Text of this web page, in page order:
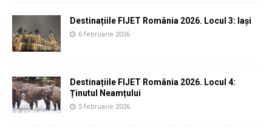
Destinațiile FIJET România 2026. Locul 3: Iași
6 februarie 2026
Destinațiile FIJET România 2026. Locul 4:
Ținutul Neamțului
5 februarie 2026